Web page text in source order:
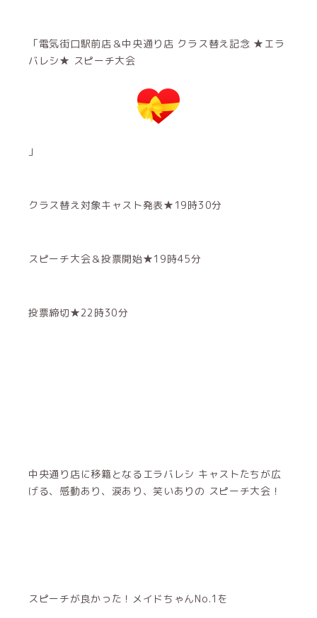
「電気街口駅前店＆中央通り店 クラス替え記念 ★エラ
バレシ★ スピーチ大会
」
クラス替え対象キャスト発表★19時30分
スピーチ大会＆投票開始★19時45分
投票締切★22時30分
中央通り店に移籍となるエラバレシ キャストたちが広
げる、感動あり、涙あり、笑いありの スピーチ大会！
スピーチが良かった！メイドちゃんNo.1を